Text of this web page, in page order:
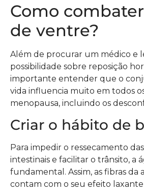
Como
de ventre?
Além de procurar um médico e
possibilidade sobre reposição
importante entender que o
vida influencia muito em todos
menopausa, incluindo os
Criar o hábito de
Para impedir o ressecamento
intestinais e facilitar o trânsito, a
fundamental. Assim, as fibras da
contam com o seu efeito